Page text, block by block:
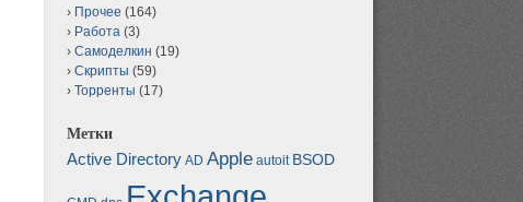
Прочее (164)
Работа (3)
Самоделкин (19)
Скрипты (59)
Торренты (17)
Метки
Active Directory AD Apple autoit BSOD